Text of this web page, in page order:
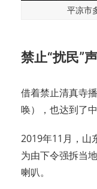
平凉市
禁止“扰民”声
借着禁止清真寺
唤），也达到了
2019年11月，山
为由下令强拆当
喇叭。